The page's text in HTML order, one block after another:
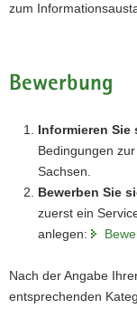
zum
Bewerbung
Informieren Sie
Bedingungen
Sachsen.
Bewerben Sie
zuerst ein
anlegen:
Nach der Angabe
entsprechenden